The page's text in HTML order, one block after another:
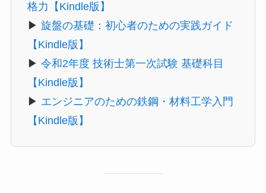
格力【Kindle版】
▶ 旋盤の基礎：初心者のための実践ガイド
【Kindle版】
▶ 令和2年度 技術士第一次試験 基礎科目
【Kindle版】
▶ エンジニアのための鉄鋼・材料工学入門
【Kindle版】